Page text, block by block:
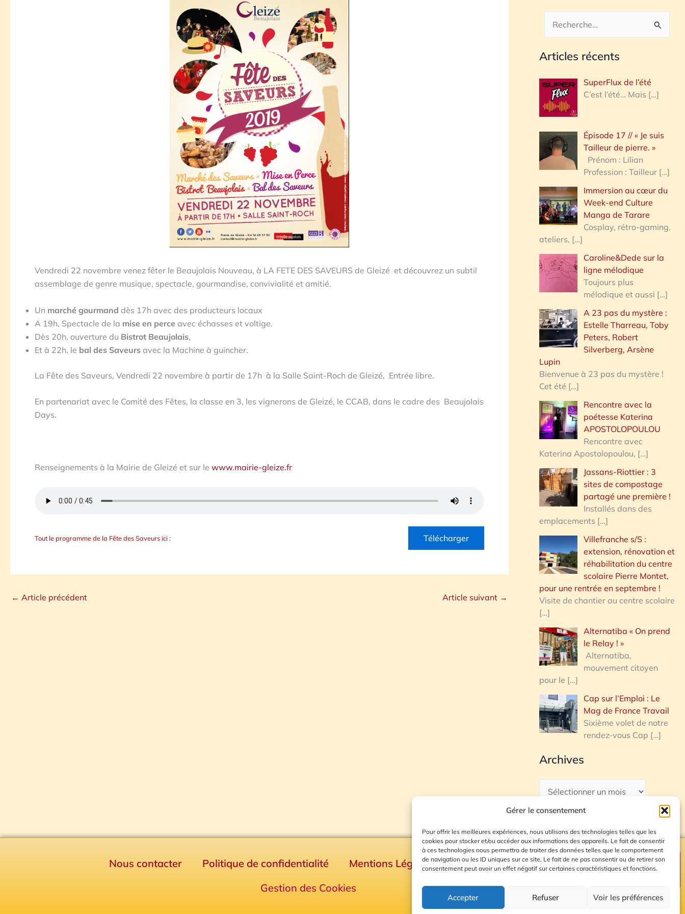
Gérer le consentement
Pour offrir les meilleures expériences, nous utilisons des technologies telles que les
cookies pour stocker et/ou accéder aux informations des appareils. Le fait de consentir
à ces technologies nous permettra de traiter des données telles que le comportement
de navigation ou les ID uniques sur ce site. Le fait de ne pas consentir ou de retirer son
consentement peut avoir un effet négatif sur certaines caractéristiques et fonctions.
Accepter Refuser Voir les préférences
Vendredi 22 novembre venez fêter le Beaujolais Nouveau, à LA FETE DES SAVEURS de Gleizé et découvrez un subtil
assemblage de genre musique, spectacle, gourmandise, convivialité et amitié.
Un marché gourmand dès 17h avec des producteurs locaux
A 19h, Spectacle de la mise en perce avec échasses et voltige.
Dès 20h, ouverture du Bistrot Beaujolais,
Et à 22h, le bal des Saveurs avec la Machine à guincher.
La Fête des Saveurs, Vendredi 22 novembre à partir de 17h à la Salle Saint-Roch de Gleizé, Entrée libre.
En partenariat avec le Comité des Fêtes, la classe en 3, les vignerons de Gleizé, le CCAB, dans le cadre des Beaujolais
Days.
Renseignements à la Mairie de Gleizé et sur le www.mairie-gleize.fr
Tout le programme de la Fête des Saveurs ici : Télécharger
← Article précédent Article suivant →
c
h
r
h
e
:
Articles récents
SuperFlux de l’été
C’est l’été… Mais […]
Épisode 17 // « Je suis
Tailleur de pierre. »
Prénom : Lilian
Profession : Tailleur […]
Immersion au cœur du
Week-end Culture
Manga de Tarare
Cosplay, rétro-gaming,
ateliers, […]
Caroline&Dede sur la
ligne mélodique
Toujours plus
mélodique et aussi […]
A 23 pas du mystère :
Estelle Tharreau, Toby
Peters, Robert
Silverberg, Arsène
Lupin
Bienvenue à 23 pas du mystère !
Cet été […]
Rencontre avec la
poétesse Katerina
APOSTOLOPOULOU
Rencontre avec
Katerina Apostolopoulou, […]
Jassans-Riottier : 3
sites de compostage
partagé une première !
Installés dans des
emplacements […]
Villefranche s/S :
extension, rénovation et
réhabilitation du centre
scolaire Pierre Montet,
pour une rentrée en septembre !
Visite de chantier au centre scolaire
[…]
Alternatiba « On prend
le Relay ! »
Alternatiba,
mouvement citoyen
pour le […]
Cap sur l’Emploi : Le
Mag de France Travail
Sixième volet de notre
rendez-vous Cap […]
Archives
Nous contacter Politique de confidentialité Mentions Légales
Plan du site
Gestion des Cookies